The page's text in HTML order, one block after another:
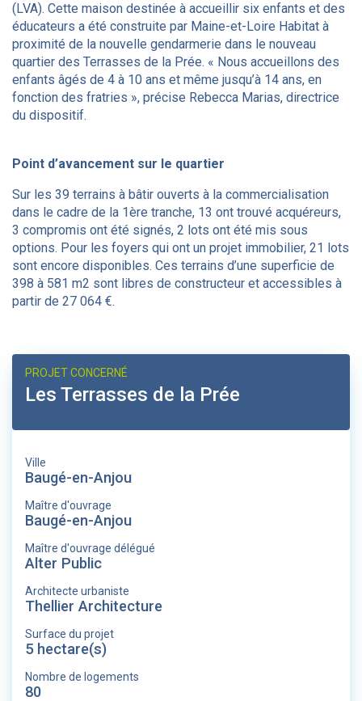
(LVA). Cette maison destinée à accueillir six enfants et des
éducateurs a été construite par Maine-et-Loire Habitat à
proximité de la nouvelle gendarmerie dans le nouveau
quartier des Terrasses de la Prée. « Nous accueillons des
enfants âgés de 4 à 10 ans et même jusqu’à 14 ans, en
fonction des fratries », précise Rebecca Marias, directrice
du dispositif.
Point d’avancement sur le quartier
Sur les 39 terrains à bâtir ouverts à la commercialisation
dans le cadre de la 1ère tranche, 13 ont trouvé acquéreurs,
3 compromis ont été signés, 2 lots ont été mis sous
options. Pour les foyers qui ont un projet immobilier, 21 lots
sont encore disponibles. Ces terrains d’une superficie de
398 à 581 m2 sont libres de constructeur et accessibles à
partir de 27 064 €.
PROJET CONCERNÉ
Les Terrasses de la Prée
Ville
Baugé-en-Anjou
Maître d'ouvrage
Baugé-en-Anjou
Maître d'ouvrage délégué
Alter Public
Architecte urbaniste
Thellier Architecture
Surface du projet
5 hectare(s)
Nombre de logements
80